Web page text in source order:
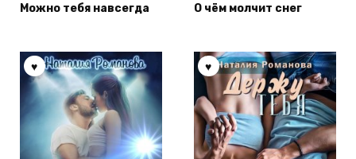
Можно тебя навсегда О чём молчит снег